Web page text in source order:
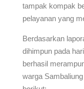
tampak kompak
pelayanan yang
Berdasarkan
dihimpun pada
berhasil
warga